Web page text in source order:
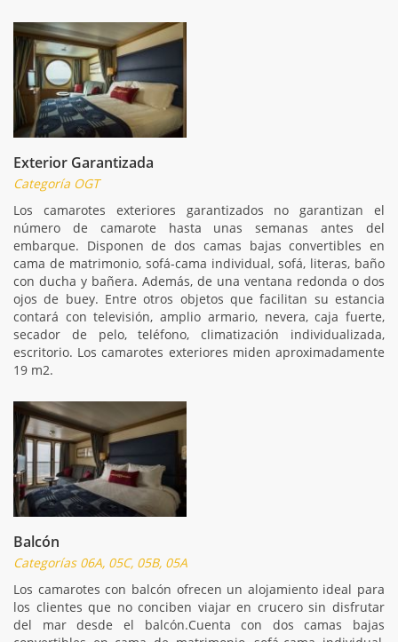
Exterior Garantizada
Categoría OGT
Los camarotes exteriores garantizados no garantizan el
número de camarote hasta unas semanas antes del
embarque. Disponen de dos camas bajas convertibles en
cama de matrimonio, sofá-cama individual, sofá, literas, baño
con ducha y bañera. Además, de una ventana redonda o dos
ojos de buey. Entre otros objetos que facilitan su estancia
contará con televisión, amplio armario, nevera, caja fuerte,
secador de pelo, teléfono, climatización individualizada,
escritorio. Los camarotes exteriores miden aproximadamente
19 m2.
Balcón
Categorías 06A, 05C, 05B, 05A
Los camarotes con balcón ofrecen un alojamiento ideal para
los clientes que no conciben viajar en crucero sin disfrutar
del mar desde el balcón.Cuenta con dos camas bajas